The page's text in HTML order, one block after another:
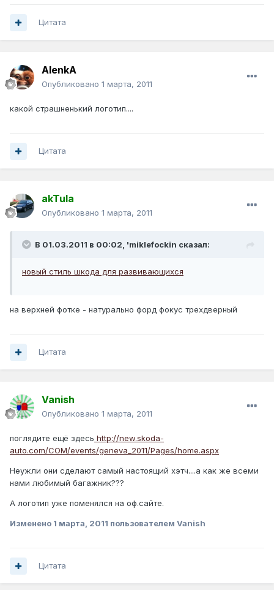
Цитата
AlenkA
Опубликовано 1 марта, 2011
какой страшненький логотип....
Цитата
akTula
Опубликовано 1 марта, 2011
В 01.03.2011 в 00:02, 'miklefockin сказал:
новый стиль шкода для развивающихся
на верхней фотке - натурально форд фокус трехдверный
Цитата
Vanish
Опубликовано 1 марта, 2011
поглядите ещё здесь http://new.skoda-
auto.com/COM/events/geneva_2011/Pages/home.aspx
Неужли они сделают самый настоящий хэтч....а как же всеми
нами любимый багажник???
А логотип уже поменялся на оф.сайте.
Изменено 1 марта, 2011 пользователем Vanish
Цитата